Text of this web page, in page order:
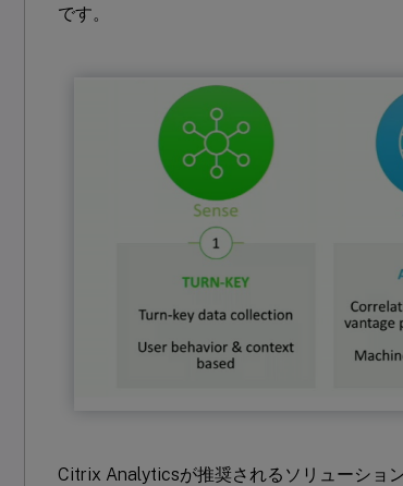
です。
Citrix Analyticsが推奨されるソリューショ